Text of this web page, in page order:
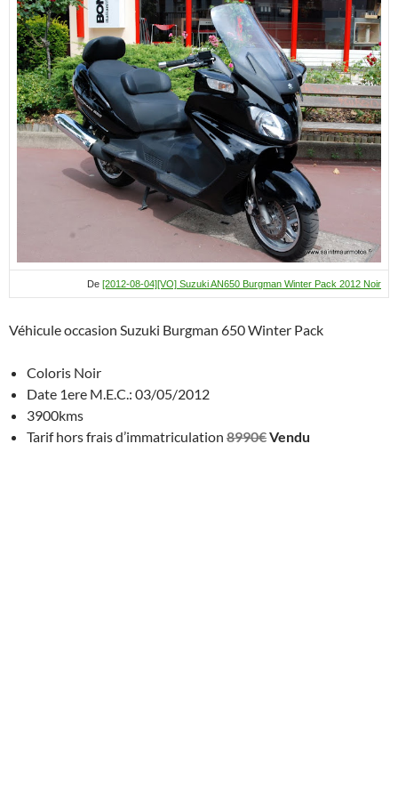
De [2012-08-04][VO] Suzuki AN650 Burgman Winter Pack 2012 Noir
Véhicule occasion Suzuki Burgman 650 Winter Pack
Coloris Noir
Date 1ere M.E.C.: 03/05/2012
3900kms
Tarif hors frais d’immatriculation 8990€Vendu